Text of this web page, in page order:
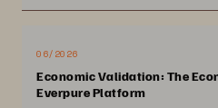
06/2026
Economic Validation: The
Everpure Platform